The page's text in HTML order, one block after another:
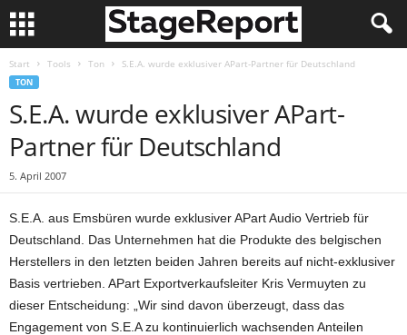
Start Tools Ton S.E.A. wurde exklusiver APart-Partner für Deutschland
TON
S.E.A. wurde exklusiver APart-
Partner für Deutschland
5. April 2007
S.E.A. aus Emsbüren wurde exklusiver APart Audio Vertrieb für
Deutschland. Das Unternehmen hat die Produkte des belgischen
Herstellers in den letzten beiden Jahren bereits auf nicht-exklusiver
Basis vertrieben. APart Exportverkaufsleiter Kris Vermuyten zu
dieser Entscheidung: „Wir sind davon überzeugt, dass das
Engagement von S.E.A zu kontinuierlich wachsenden Anteilen